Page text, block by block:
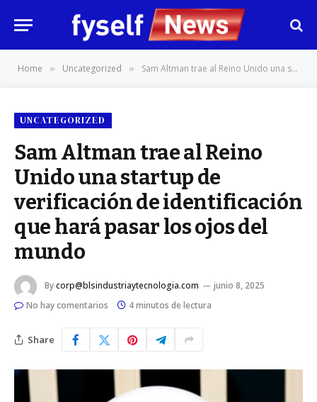
Home » Uncategorized » Sam Altman trae al Reino Unido una startup de verificación de identificación que hará pasar los ojos del mundo
UNCATEGORIZED
Sam Altman trae al Reino
Unido una startup de
verificación de identificación
que hará pasar los ojos del
mundo
Bycorp@blsindustriaytecnologia.com
junio 8, 2025
No hay comentarios
4 minutos de lectura
Share